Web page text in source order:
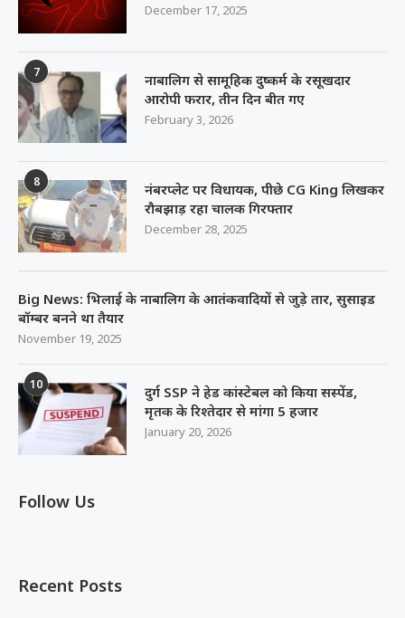
December 17, 2025
7
नाबालिग से सामूहिक दुष्कर्म के रसूखदार
आरोपी फरार, तीन दिन बीत गए
February 3, 2026
8
नंबरप्लेट पर विधायक, पीछे CG King लिखकर
रौबझाड़ रहा चालक गिरफ्तार
December 28, 2025
Big News: भिलाई के नाबालिग के आतंकवादियों से जुड़े तार, सुसाइड
बॉम्बर बनने था तैयार
November 19, 2025
10
दुर्ग SSP ने हेड कांस्टेबल को किया सस्पेंड,
मृतक के रिश्तेदार से मांगा 5 हजार
January 20, 2026
Follow Us
Recent Posts